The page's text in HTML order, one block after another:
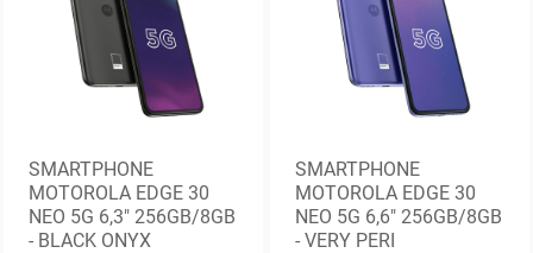
SMARTPHONE
MOTOROLA EDGE 30
NEO 5G 6,3" 256GB/8GB
- BLACK ONYX
SMARTPHONE
MOTOROLA EDGE 30
NEO 5G 6,6" 256GB/8GB
- VERY PERI